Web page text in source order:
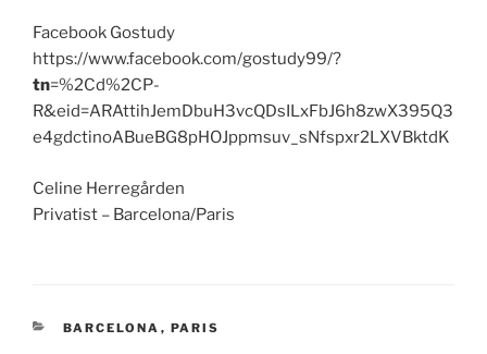
Facebook Gostudy
https://www.facebook.com/gostudy99/?
tn=%2Cd%2CP-
R&eid=ARAttihJemDbuH3vcQDsILxFbJ6h8zwX395Q3
e4gdctinoABueBG8pHOJppmsuv_sNfspxr2LXVBktdK
Celine Herregården
Privatist – Barcelona/Paris
KATEGORIER
BARCELONA , PARIS